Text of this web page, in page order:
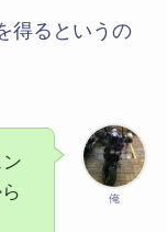
得るというの
俺